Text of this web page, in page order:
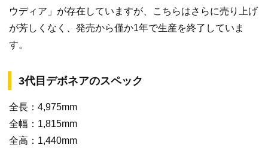
ウディア」が存在していますが、こちらはさらに売り上げ
が芳しくなく、発売から僅か1年で生産を終了していま
す。
3代目デボネアのスペック
全長：4,975mm
全幅：1,815mm
全高：1,440mm